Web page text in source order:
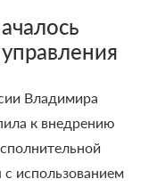
Владимира
к внедрению
с использованием